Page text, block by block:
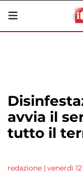
avvia il
tutto il
redazione | venerdì